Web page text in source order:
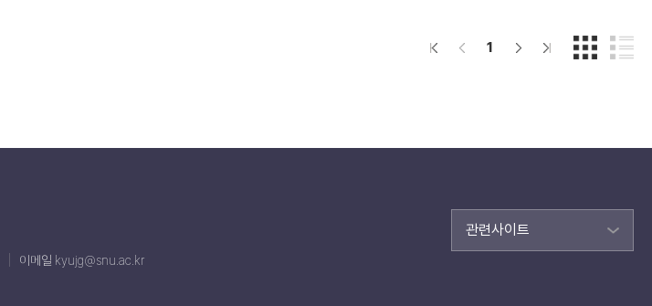
1
이메일 kyujg@snu.ac.kr
관련사이트